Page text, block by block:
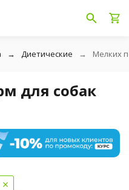
Диетические Мелких
для собак